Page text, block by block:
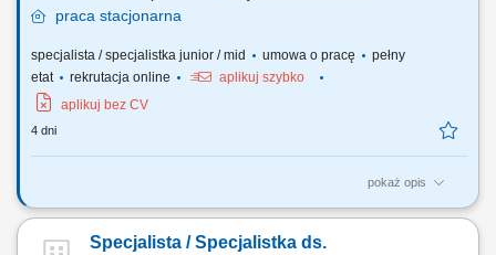
praca stacjonarna
specjalista / specjalistka junior / mid umowa o pracę
pełny
etat
rekrutacja online
aplikuj szybko
aplikuj bez CV
4 dni
pokaż opis
Firma Plukon Agri Polska Sp. z o.o. poszukuje Młodszego specjalisty/
m.in. prowadzeniu bieżących spraw biurowych. Co będzie należało do
Specjalista / Specjalistka ds.